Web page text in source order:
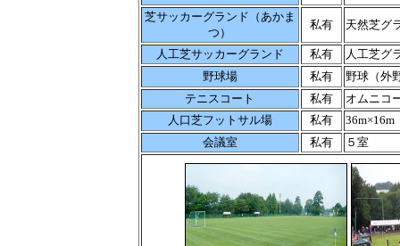
芝サッカーグランド（あかま
つ）
私有 天然芝グ
人工芝サッカーグランド 私有
人工芝グ
野球場
私有
野球（外
テニスコート
私有
オムニコ
人口芝フットサル場
私有
会議室
私有 ５室